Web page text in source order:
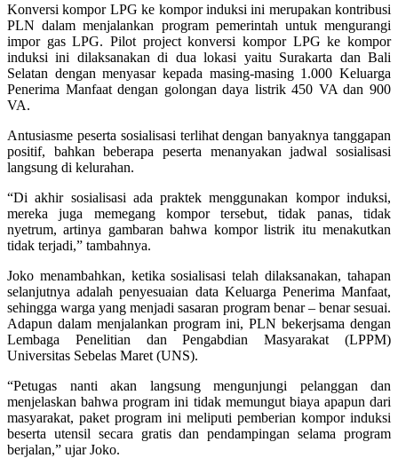
Konversi kompor LPG ke kompor induksi ini merupakan kontribusi
PLN dalam menjalankan program pemerintah untuk mengurangi
impor gas LPG. Pilot project konversi kompor LPG ke kompor
induksi ini dilaksanakan di dua lokasi yaitu Surakarta dan Bali
Selatan dengan menyasar kepada masing-masing 1.000 Keluarga
Penerima Manfaat dengan golongan daya listrik 450 VA dan 900
VA.
Antusiasme peserta sosialisasi terlihat dengan banyaknya tanggapan
positif, bahkan beberapa peserta menanyakan jadwal sosialisasi
langsung di kelurahan.
“Di akhir sosialisasi ada praktek menggunakan kompor induksi,
mereka juga memegang kompor tersebut, tidak panas, tidak
nyetrum, artinya gambaran bahwa kompor listrik itu menakutkan
tidak terjadi,” tambahnya.
Joko menambahkan, ketika sosialisasi telah dilaksanakan, tahapan
selanjutnya adalah penyesuaian data Keluarga Penerima Manfaat,
sehingga warga yang menjadi sasaran program benar – benar sesuai.
Adapun dalam menjalankan program ini, PLN bekerjsama dengan
Lembaga Penelitian dan Pengabdian Masyarakat (LPPM)
Universitas Sebelas Maret (UNS).
“Petugas nanti akan langsung mengunjungi pelanggan dan
menjelaskan bahwa program ini tidak memungut biaya apapun dari
masyarakat, paket program ini meliputi pemberian kompor induksi
beserta utensil secara gratis dan pendampingan selama program
berjalan,” ujar Joko.